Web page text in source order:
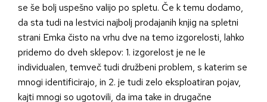
se še bolj uspešno valijo po spletu. Če k temu dodamo,
da sta tudi na lestvici najbolj prodajanih knjig na spletni
strani Emka čisto na vrhu dve na temo izgorelosti, lahko
pridemo do dveh sklepov: 1. izgorelost je ne le
individualen, temveč tudi družbeni problem, s katerim se
mnogi identificirajo, in 2. je tudi zelo eksploatiran pojav,
kajti mnogi so ugotovili, da ima take in drugačne